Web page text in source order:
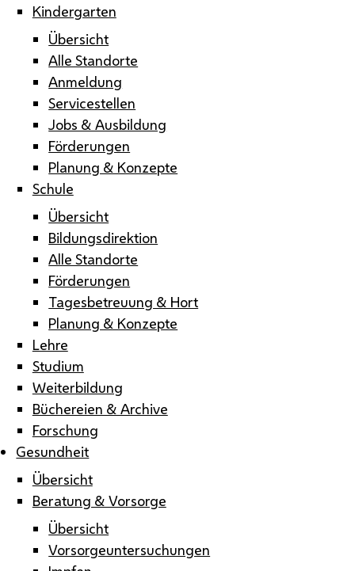
Kindergarten
Übersicht
Alle Standorte
Anmeldung
Servicestellen
Jobs & Ausbildung
Förderungen
Planung & Konzepte
Schule
Übersicht
Bildungsdirektion
Alle Standorte
Förderungen
Tagesbetreuung & Hort
Planung & Konzepte
Lehre
Studium
Weiterbildung
Büchereien & Archive
Forschung
Gesundheit
Übersicht
Beratung & Vorsorge
Übersicht
Vorsorgeuntersuchungen